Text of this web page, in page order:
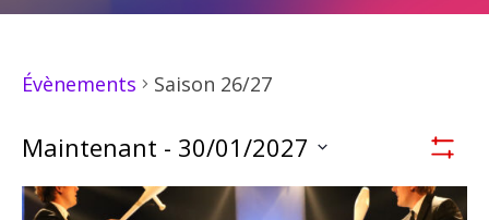
Évènements Saison 26/27
Par
Maintenant - 30/01/2027
Sélectionnez
la
List